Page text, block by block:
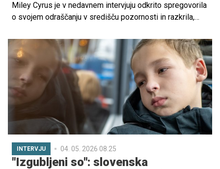
Miley Cyrus je v nedavnem intervjuju odkrito spregovorila
o svojem odraščanju v središču pozornosti in razkrila,
otroških zvezd.
INTERVJU 04. 05. 2026 08.25
"Izgubljeni so": slovenska